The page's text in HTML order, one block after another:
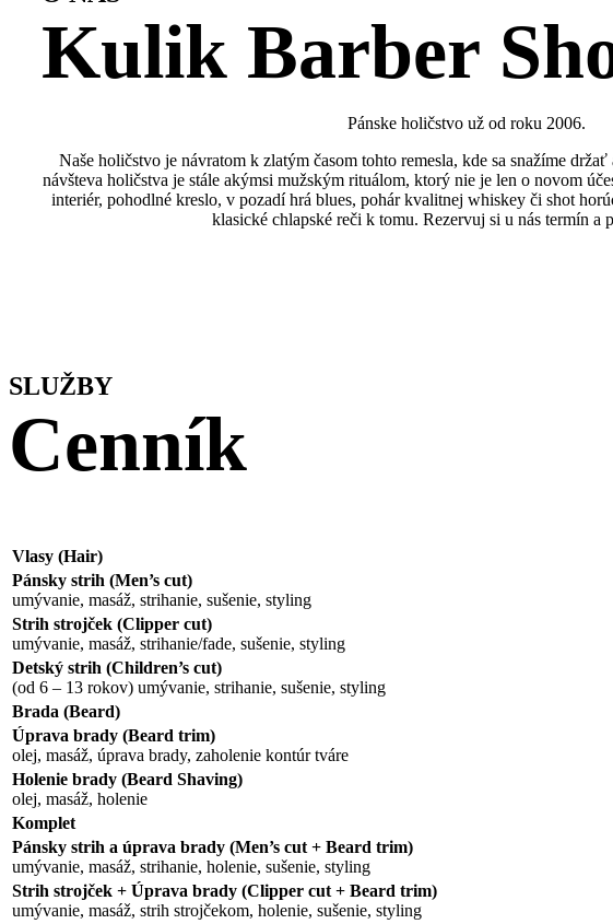
Kulik Barber
Pánske holičstvo už od roku 2006.
Naše holičstvo je návratom k zlatým časom tohto remesla, kde sa snažíme
návšteva holičstva je stále akýmsi mužským rituálom, ktorý nie je len o novom
interiér, pohodlné kreslo, v pozadí hrá blues, pohár kvalitnej whiskey či shot
klasické chlapské reči k tomu. Rezervuj si u nás termín a
SLUŽBY
Cenník
Vlasy (Hair)
Pánsky strih (Men’s cut)
umývanie, masáž, strihanie, sušenie, styling
Strih strojček (Clipper cut)
umývanie, masáž, strihanie/fade, sušenie, styling
Detský strih (Children’s cut)
(od 6 – 13 rokov) umývanie, strihanie, sušenie, styling
Brada (Beard)
Úprava brady (Beard trim)
olej, masáž, úprava brady, zaholenie kontúr tváre
Holenie brady (Beard Shaving)
olej, masáž, holenie
Komplet
Pánsky strih a úprava brady (Men’s cut + Beard trim)
umývanie, masáž, strihanie, holenie, sušenie, styling
Strih strojček + Úprava brady (Clipper cut + Beard trim)
umývanie, masáž, strih strojčekom, holenie, sušenie, styling